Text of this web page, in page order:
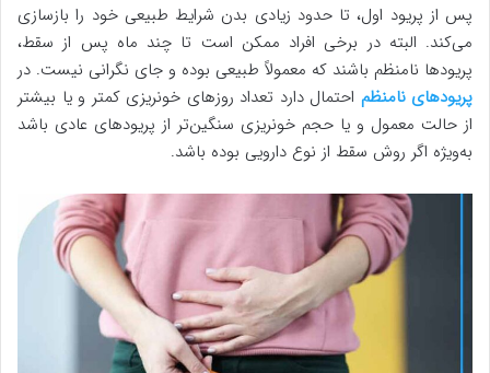
پس از پریود اول، تا حدود زیادی بدن شرایط طبیعی خود را بازسازی
می‌کند. البته در برخی افراد ممکن است تا چند ماه پس از سقط،
پریودها نامنظم باشند که معمولاً طبیعی بوده و جای نگرانی نیست. در
پریودهای نامنظم احتمال دارد تعداد روزهای خونریزی کمتر و یا بیشتر
از حالت معمول و یا حجم خونریزی سنگین‌تر از پریودهای عادی باشد
به‌ویژه اگر روش سقط از نوع دارویی بوده باشد.